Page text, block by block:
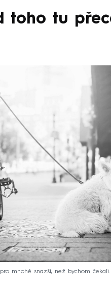
toho tu
mnohé snazší, než bychom čekali.